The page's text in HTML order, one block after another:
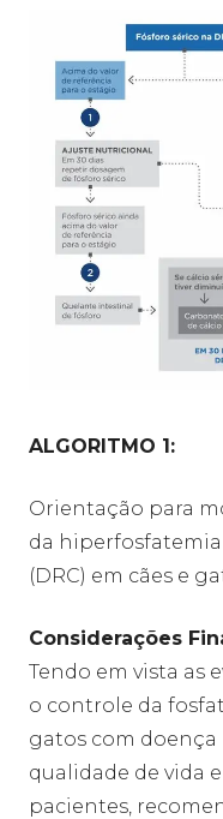
ALGORITMO 1:
Orientação para
da
(DRC) em cães e
Considerações
Tendo em vista as
o controle da
gatos com doença
qualidade de vida
pacientes,